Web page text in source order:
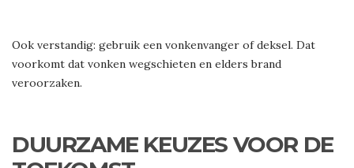
Ook verstandig: gebruik een vonkenvanger of deksel. Dat
voorkomt dat vonken wegschieten en elders brand
veroorzaken.
DUURZAME KEUZES VOOR DE